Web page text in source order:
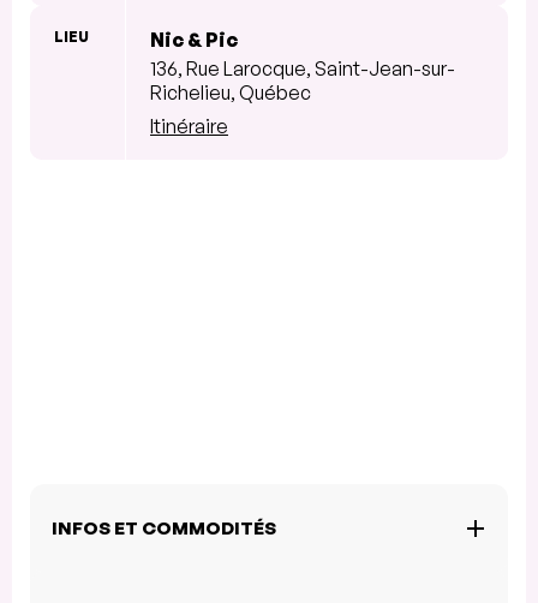
LIEU
Nic & Pic
136, Rue Larocque, Saint-Jean-sur-
Richelieu, Québec
Itinéraire
INFOS ET COMMODITÉS